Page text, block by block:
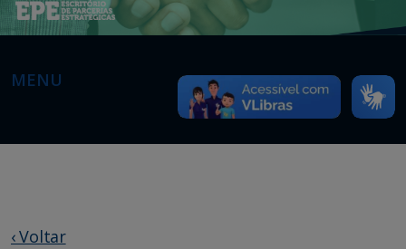
MENU
‹ Voltar